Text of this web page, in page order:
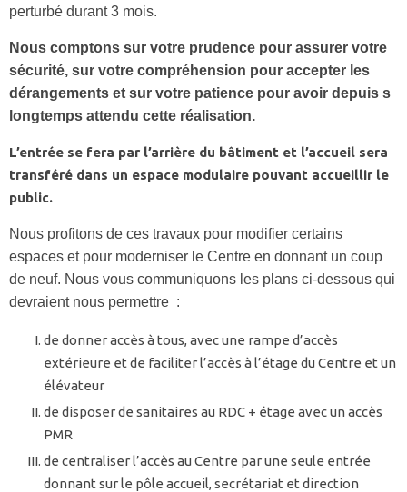
perturbé durant 3 mois.
Nous comptons sur votre prudence pour assurer votre
sécurité, sur votre compréhension pour accepter les
dérangements et sur votre patience pour avoir depuis s
longtemps attendu cette réalisation.
L’entrée se fera par l’arrière du bâtiment et l’accueil sera
transféré dans un espace modulaire pouvant accueillir le
public.
Nous profitons de ces travaux pour modifier certains
espaces et pour moderniser le Centre en donnant un coup
de neuf. Nous vous communiquons les plans ci-dessous qui
devraient nous permettre :
de donner accès à tous, avec une rampe d’accès
extérieure et de faciliter l’accès à l’étage du Centre et un
élévateur
de disposer de sanitaires au RDC + étage avec un accès
PMR
de centraliser l’accès au Centre par une seule entrée
donnant sur le pôle accueil, secrétariat et direction